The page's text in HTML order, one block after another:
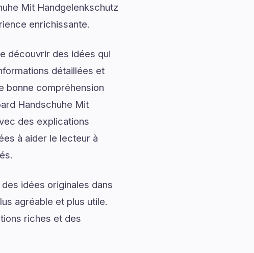
Mit Handgelenkschutz
enrichissante.
découvrir des idées qui
détaillées et
bonne compréhension
Handschuhe Mit
des explications
à aider le lecteur à
idées originales dans
agréable et plus utile.
riches et des